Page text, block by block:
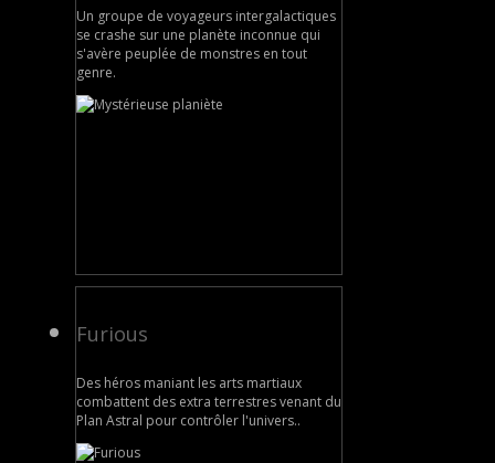
Un groupe de voyageurs intergalactiques
se crashe sur une planète inconnue qui
s'avère peuplée de monstres en tout
genre.
Furious
Des héros maniant les arts martiaux
combattent des extra terrestres venant du
Plan Astral pour contrôler l'univers..